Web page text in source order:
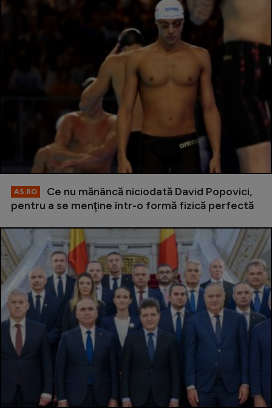
AS.RO
Ce nu mănâncă niciodată David Popovici,
pentru a se menţine într-o formă fizică perfectă